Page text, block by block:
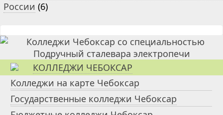
России (6)
КОЛЛЕДЖИ ЧЕБОКСАР
Колледжи на карте Чебоксар
Государственные колледжи Чебоксар